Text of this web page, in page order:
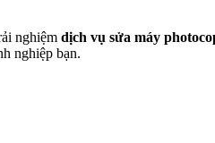
nghiệm dịch vụ sửa máy
nghiệp bạn.